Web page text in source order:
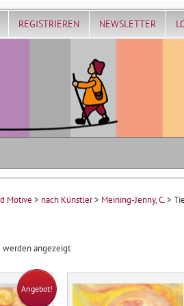
REGISTRIEREN NEWSLETTER
Motive > nach Künstler> Meining-Jenny, C.>
werden angezeigtNach
Angebot!